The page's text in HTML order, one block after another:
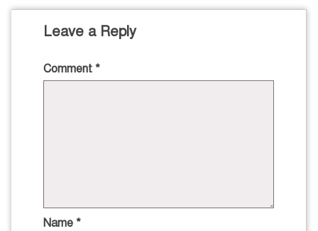
Leave a Reply
Comment *
Name *